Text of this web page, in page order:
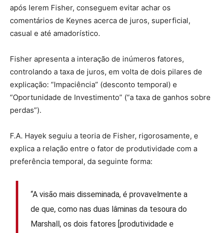
após lerem Fisher, conseguem evitar achar os
comentários de Keynes acerca de juros, superficial,
casual e até amadorístico.
Fisher apresenta a interação de inúmeros fatores,
controlando a taxa de juros, em volta de dois pilares de
explicação: “Impaciência” (desconto temporal) e
“Oportunidade de Investimento” (“a taxa de ganhos sobre
perdas”).
F.A. Hayek seguiu a teoria de Fisher, rigorosamente, e
explica a relação entre o fator de produtividade com a
preferência temporal, da seguinte forma:
“A visão mais disseminada, é provavelmente a
de que, como nas duas lâminas da tesoura do
Marshall, os dois fatores [produtividade e